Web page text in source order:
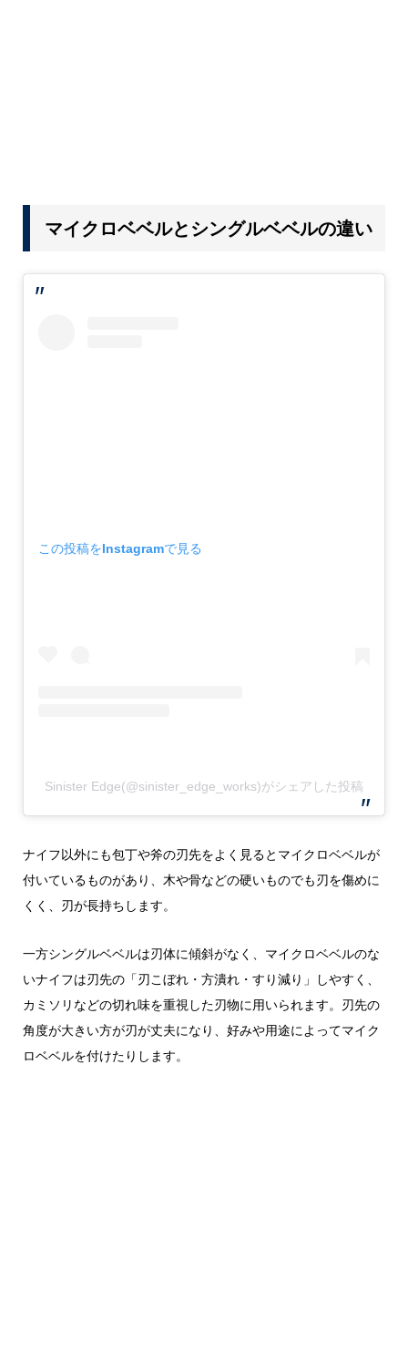
マイクロベベルとシングルベベルの違い
この投稿をInstagramで見る
Sinister Edge(@sinister_edge_works)がシェアした投稿
ナイフ以外にも包丁や斧の刃先をよく見るとマイクロベベルが
付いているものがあり、木や骨などの硬いものでも刃を傷めに
くく、刃が長持ちします。
一方シングルベベルは刃体に傾斜がなく、マイクロベベルのな
いナイフは刃先の「刃こぼれ・方潰れ・すり減り」しやすく、
カミソリなどの切れ味を重視した刃物に用いられます。刃先の
角度が大きい方が刃が丈夫になり、好みや用途によってマイク
ロベベルを付けたりします。